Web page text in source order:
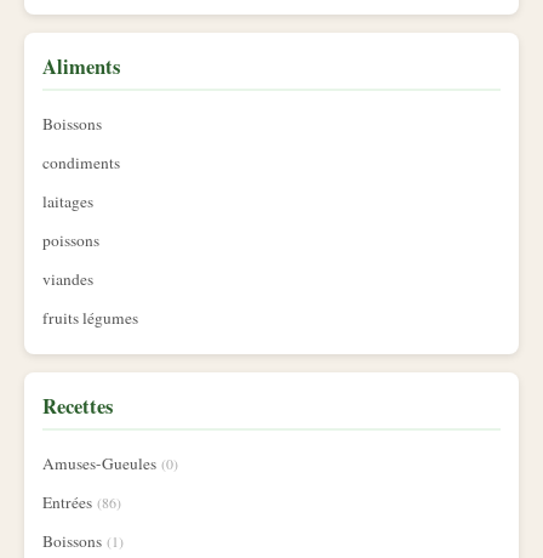
Aliments
Boissons
condiments
laitages
poissons
viandes
fruits légumes
Recettes
Amuses-Gueules (0)
Entrées (86)
Boissons (1)